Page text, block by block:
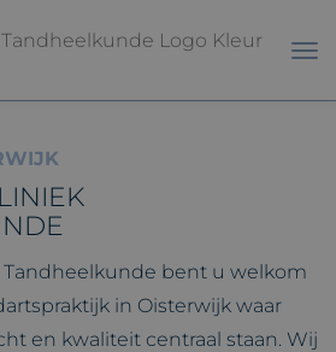
Tandheelkunde bent u welkom
in Oisterwijk waar
en kwaliteit centraal staan. Wij